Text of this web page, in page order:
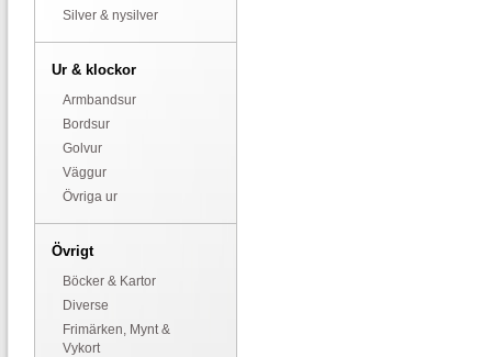
Silver & nysilver
Ur & klockor
Armbandsur
Bordsur
Golvur
Väggur
Övriga ur
Övrigt
Böcker & Kartor
Diverse
Frimärken, Mynt &
Vykort